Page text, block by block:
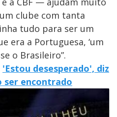
clube com tanta
tudo para ser um
era a Portuguesa, ‘um
o Brasileiro”.
'Estou desesperado', diz
ser encontrado